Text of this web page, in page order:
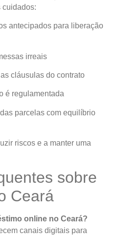
cuidados:
antecipados para liberação
irreais
cláusulas do contrato
é regulamentada
parcelas com equilíbrio
riscos e a manter uma
sobre
Ceará
online no Ceará?
canais digitais para